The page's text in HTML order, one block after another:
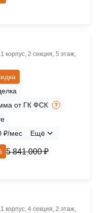
корпус, 2 секция, 5 этаж,
от ГК ФСК
₽/мес
Ещё
5 841 000 ₽
корпус, 4 секция, 2 этаж,